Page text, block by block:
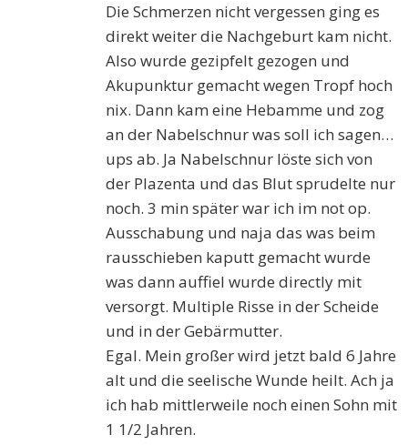
Die Schmerzen nicht vergessen ging es
direkt weiter die Nachgeburt kam nicht.
Also wurde gezipfelt gezogen und
Akupunktur gemacht wegen Tropf hoch
nix. Dann kam eine Hebamme und zog
an der Nabelschnur was soll ich sagen…
ups ab. Ja Nabelschnur löste sich von
der Plazenta und das Blut sprudelte nur
noch. 3 min später war ich im not op.
Ausschabung und naja das was beim
rausschieben kaputt gemacht wurde
was dann auffiel wurde directly mit
versorgt. Multiple Risse in der Scheide
und in der Gebärmutter.
Egal. Mein großer wird jetzt bald 6 Jahre
alt und die seelische Wunde heilt. Ach ja
ich hab mittlerweile noch einen Sohn mit
1 1/2 Jahren.